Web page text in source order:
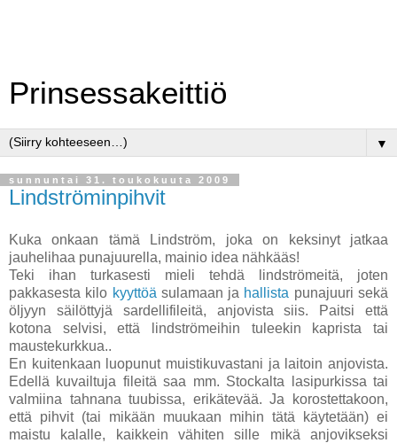
Prinsessakeittiö
▼
sunnuntai 31. toukokuuta 2009
Lindströminpihvit
Kuka onkaan tämä Lindström, joka on keksinyt jatkaa
jauhelihaa punajuurella, mainio idea nähkääs!
Teki ihan turkasesti mieli tehdä lindströmeitä, joten
pakkasesta kilo kyyttöä sulamaan ja hallista punajuuri sekä
öljyyn säilöttyjä sardellifileitä, anjovista siis. Paitsi että
kotona selvisi, että lindströmeihin tuleekin kaprista tai
maustekurkkua..
En kuitenkaan luopunut muistikuvastani ja laitoin anjovista.
Edellä kuvailtuja fileitä saa mm. Stockalta lasipurkissa tai
valmiina tahnana tuubissa, erikätevää. Ja korostettakoon,
että pihvit (tai mikään muukaan mihin tätä käytetään) ei
maistu kalalle, kaikkein vähiten sille mikä anjovikseksi